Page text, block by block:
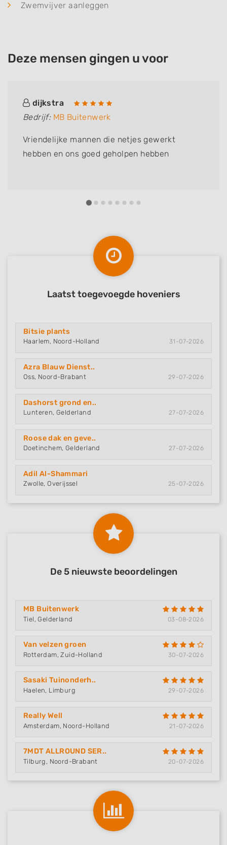
Zwemvijver aanleggen
Deze mensen gingen u voor
dijkstra
Bedrijf: MB Buitenwerk
Vriendelijke mannen die netjes gewerkt
hebben en ons goed geholpen hebben
Laatst toegevoegde hoveniers
Bitsie plants
Haarlem, Noord-Holland 31-07-2026
Azra Blauw Dienst..
Oss, Noord-Brabant 29-07-2026
Dashorst grond en..
Lunteren, Gelderland 27-07-2026
Roose dak en geve..
Doetinchem, Gelderland 27-07-2026
Adil Al-Shammari
Zwolle, Overijssel 25-07-2026
De 5 nieuwste beoordelingen
MB Buitenwerk
Tiel, Gelderland 03-08-2026
Van velzen groen
Rotterdam, Zuid-Holland 30-07-2026
Sasaki Tuinonderh..
Haelen, Limburg 29-07-2026
Really Well
Amsterdam, Noord-Holland 21-07-2026
7MDT ALLROUND SER..
Tilburg, Noord-Brabant 20-07-2026